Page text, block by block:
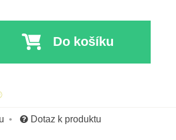
Do košíku
Dotaz k produktu